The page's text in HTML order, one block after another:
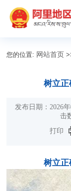
您的位置: 网站首页
树立
发布日期：
击
打印
树立